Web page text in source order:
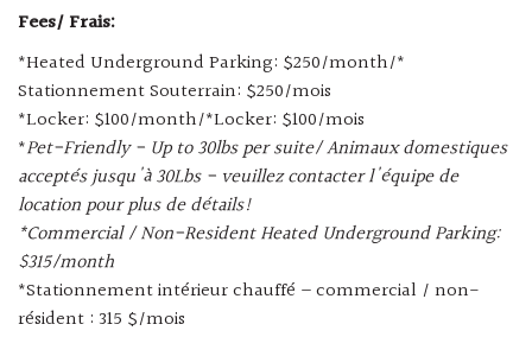
Fees/ Frais:
*Heated Underground Parking: $250/month/*
Stationnement Souterrain: $250/mois
*Locker: $100/month/*Locker: $100/mois
*Pet-Friendly - Up to 30lbs per suite/ Animaux domestiques
acceptés jusqu'à 30Lbs - veuillez contacter l'équipe de
location pour plus de détails!
*Commercial / Non-Resident Heated Underground Parking:
$315/month
*Stationnement intérieur chauffé – commercial / non-
résident : 315 $/mois